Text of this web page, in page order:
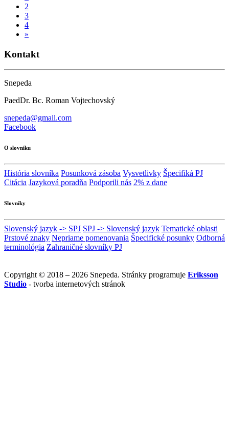
2
3
4
»
Kontakt
Snepeda
PaedDr. Bc. Roman Vojtechovský
snepeda@gmail.com
Facebook
O slovníku
História slovníka Posunková zásoba Vysvetlivky Špecifiká PJ
Citácia Jazyková poradňa Podporili nás 2% z dane
Slovníky
Slovenský jazyk -> SPJ SPJ -> Slovenský jazyk Tematické oblasti
Prstové znaky Nepriame pomenovania Špecifické posunky Odborná
terminológia Zahraničné slovníky PJ
Copyright © 2018 – 2026 Snepeda. Stránky programuje Eriksson
Studio - tvorba internetových stránok